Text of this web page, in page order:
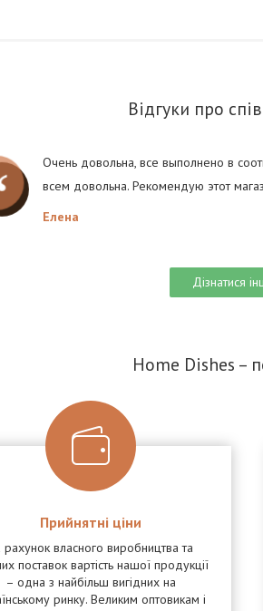
Відгуки про
Очень довольна, все выполнено в
всем довольна. Рекомендую этот
Елена
Дізнатися
Home Dishes –
Прийнятні ціни
рахунок власного виробництва та
поставок вартість нашої продукції
– одна з найбільш вигідних на
ринку. Великим оптовикам і